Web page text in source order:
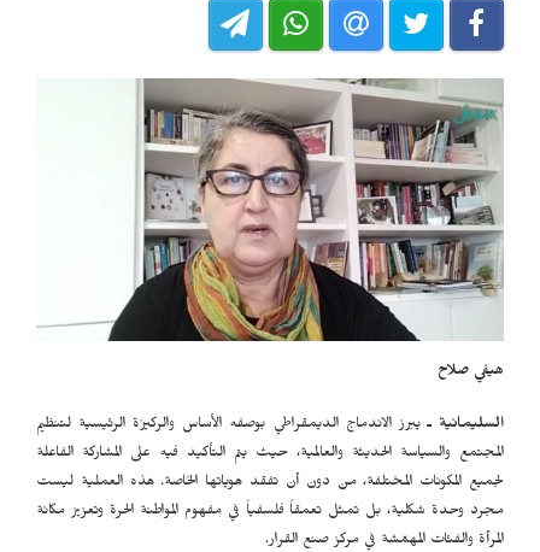
هيفي صلاح
السليمانية ـيبرز الاندماج الديمقراطي بوصفه الأساس والركيزة الرئيسية لتنظيم
المجتمع والسياسة الحديثة والعالمية، حيث يتم التأكيد فيه على المشاركة الفاعلة
لجميع المكونات المختلفة، من دون أن تفقد هوياتها الخاصة. هذه العملية ليست
مجرد وحدة شكلية، بل تمثل تعمقاً فلسفياً في مفهوم المواطنة الحرة وتعزيز مكانة
المرأة والفئات المهمّشة في مركز صنع القرار.